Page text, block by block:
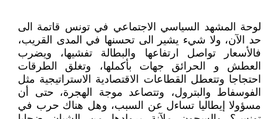
لوحة المشهد السياسي الاجتماعي في تونس قاتمة الى
حد الآن، ولا شيء يشير الى تحسنها في المدى القريب،
فالأسعار تواصل ارتفاعها والبطالة تفشيها، ويضرب
العطش و الحرائق جهات بأكملها، وتغلق الطرقات
احتجاجا وتتعطل القطاعات الاقتصادية الاستراتيجية مثل
الفوسفاط والبترول، وتتصاعد موجة الهجرة، حتى أن
مسؤولا إيطاليا تساءل عن السبب، وهل هناك حرب في